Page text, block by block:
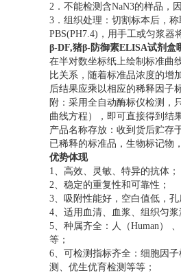
2．不能检测含NaN3的样品，
3．组织处理：切割标本后，
PBS(PH7.4)，用手工或匀浆器
β-DF,猪β-防御素ELISA试剂盒
在半对数坐标纸上绘制标准曲
比关系，随着标准品浓度的增
后结果应乘以相应的稀释因子
附：采用全自动酶标仪检测，
曲线方程），即可直接得到结果
产品名称存放：收到货后贮存
已稀释的标准品，生物标记物
优势体现
1、高效、灵敏、特异的抗体；
2、稳定的重复性和可靠性；
3、吸附性能好，空白值低，孔
4、适用血清、血浆、组织匀
5、种属齐全：人（Human）
等；
6、可检测指标齐全：细胞因
测、优生优育检测等等；